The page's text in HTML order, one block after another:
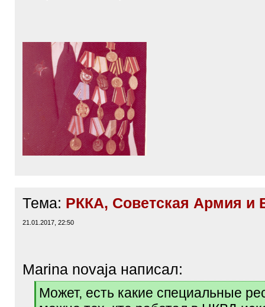
Тема: РККА, Советская Армия
21.01.2017, 22:50
Marina novaja написал:
[
q
Может, есть какие специальные